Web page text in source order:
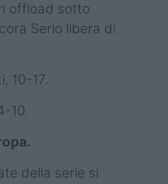
offload sotto
Serio libera di
10-17.
10.
della serie si